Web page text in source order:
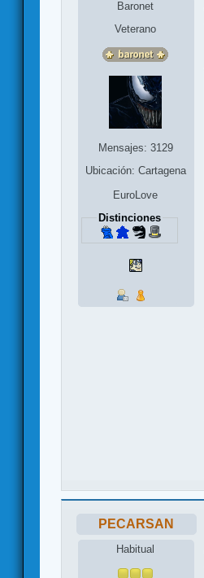
Baronet
Veterano
Mensajes: 3129
Ubicación: Cartagena
EuroLove
Distinciones
PECARSAN
Habitual